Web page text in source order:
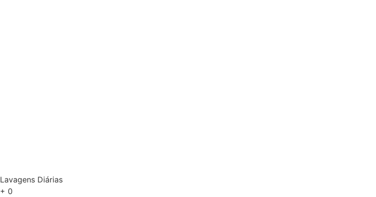
Lavagens Diárias
+ 0